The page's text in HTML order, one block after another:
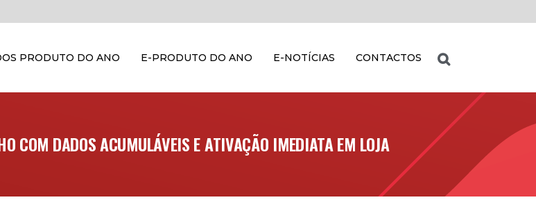
PRODUTO DO ANO E-PRODUTO DO ANO E-NOTÍCIAS CONTACTOS
COM DADOS ACUMULÁVEIS E ATIVAÇÃO IMEDIATA EM LOJA